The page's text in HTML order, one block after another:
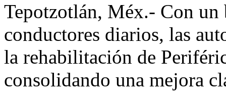
Tepotzotlán, Méx.- Con
conductores diarios, las
la rehabilitación de
consolidando una mejora